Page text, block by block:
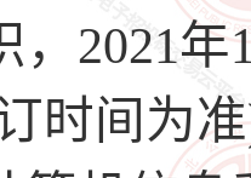
，2021
时间为